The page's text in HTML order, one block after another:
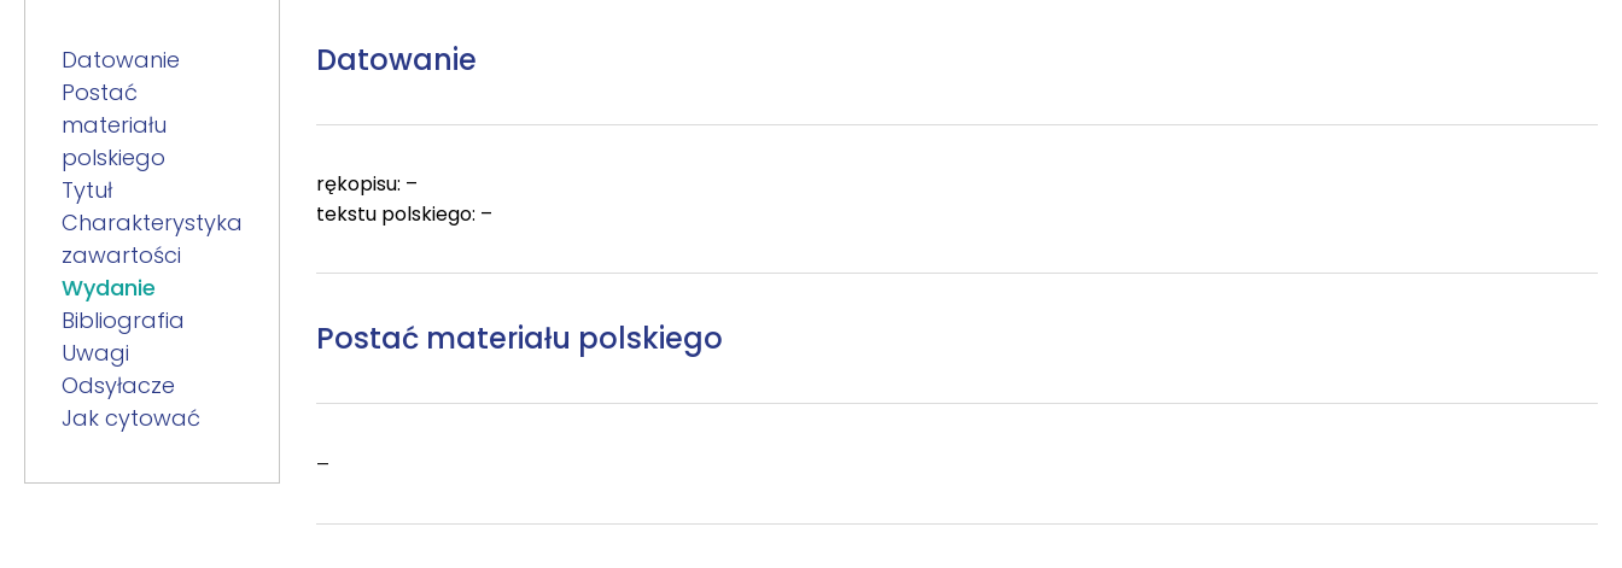
Datowanie
Postać
materiału
polskiego
Tytuł
Charakterystyka
zawartości
Wydanie
Bibliografia
Uwagi
Odsyłacze
Jak cytować
Datowanie
rękopisu: –
tekstu polskiego: –
Postać materiału polskiego
–